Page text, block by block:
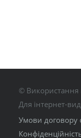
© Використання
Для інтернет-
Умови договору